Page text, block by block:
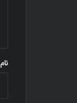
نام